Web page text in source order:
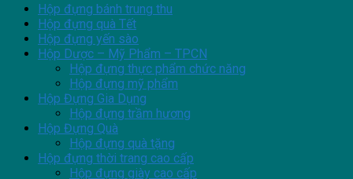
Hộp đựng bánh trung thu
Hộp đựng quà Tết
Hộp đựng yến sào
Hộp Dược – Mỹ Phẩm – TPCN
Hộp đựng thực phẩm chức năng
Hộp đựng mỹ phẩm
Hộp Đựng Gia Dụng
Hộp đựng trầm hương
Hộp Đựng Quà
Hộp đựng quà tặng
Hộp đựng thời trang cao cấp
Hộp đựng giày cao cấp